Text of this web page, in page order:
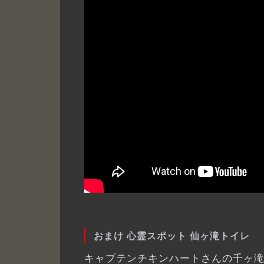
おまけ 心霊スポット 仙ヶ滝トイレ
キャプテンチキンハートさんの千ヶ